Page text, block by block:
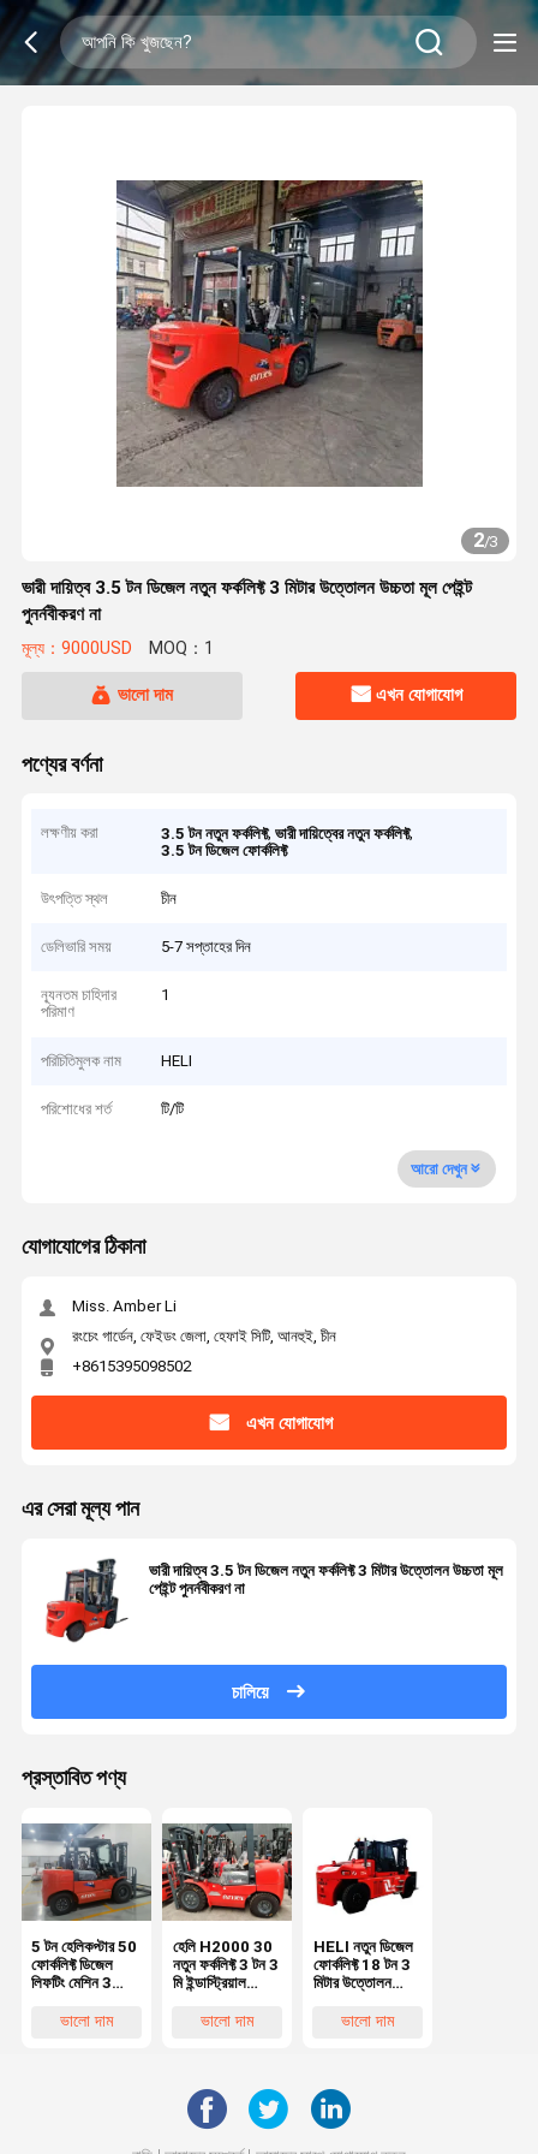
2/3
ভারী দায়িত্ব 3.5 টন ডিজেল নতুন ফর্কলিফ্ট 3 মিটার উত্তোলন উচ্চতা মূল পেইন্ট
পুনর্নবীকরণ না
মূল্য：9000USD MOQ：1
ভালো দাম এখন যোগাযোগ
পণ্যের বর্ণনা
লক্ষণীয় করা 3.5 টন নতুন ফর্কলিফ্ট,ভারী দায়িত্বের নতুন ফর্কলিফ্ট,
3.5 টন ডিজেল ফোর্কলিফ্ট
উৎপত্তি স্থল চীন
ডেলিভারি সময় 5-7 সপ্তাহের দিন
ন্যূনতম চাহিদার
পরিমাণ
1
পরিচিতিমুলক নাম HELI
পরিশোধের শর্ত টি/টি
আরো দেখুন
যোগাযোগের ঠিকানা
Miss. Amber Li
রংচেং গার্ডেন, ফেইডং জেলা, হেফাই সিটি, আনহুই, চীন
+8615395098502
এখন যোগাযোগ
এর সেরা মূল্য পান
ভারী দায়িত্ব 3.5 টন ডিজেল নতুন ফর্কলিফ্ট 3 মিটার উত্তোলন উচ্চতা মূল
পেইন্ট পুনর্নবীকরণ না
চালিয়ে
প্রস্তাবিত পণ্য
5 টন হেলিকপ্টার 50
ফোর্কলিফ্ট ডিজেল
লিফটিং মেশিন 3
কেজি ওজন
ভালো দাম
হেলি H2000 30
নতুন ফর্কলিফ্ট 3 টন 3
মি ইন্ডাস্ট্রিয়াল
ভালো দাম
HELI নতুন ডিজেল
ফোর্কলিফ্ট 18 টন 3
মিটার উত্তোলন
পুনর্নবীকরণ না
ভালো দাম